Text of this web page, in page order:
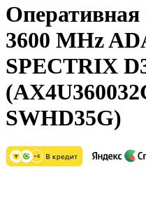
3600 MHz
SPECTRIX
SWHD35G)